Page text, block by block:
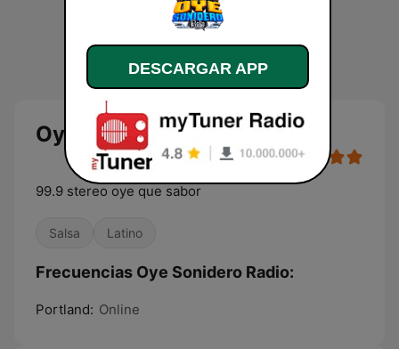
Oye Sonidero Radio
99.9 stereo oye que sabor
Salsa Latino
Frecuencias Oye Sonidero Radio:
Portland: Online
DESCARGAR APP